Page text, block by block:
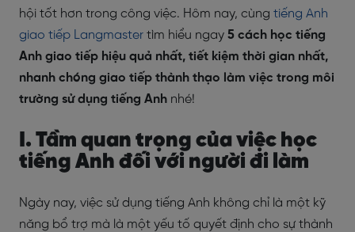
hội tốt hơn trong công việc. Hôm nay, cùng tiếng Anh
giao tiếp Langmaster tìm hiểu ngay 5 cách học tiếng
Anh giao tiếp hiệu quả nhất, tiết kiệm thời gian nhất,
nhanh chóng giao tiếp thành thạo làm việc trong môi
trường sử dụng tiếng Anh nhé!
I. Tầm quan trọng của việc học
tiếng Anh đối với người đi làm
Ngày nay, việc sử dụng tiếng Anh không chỉ là một kỹ
năng bổ trợ mà là một yếu tố quyết định cho sự thành